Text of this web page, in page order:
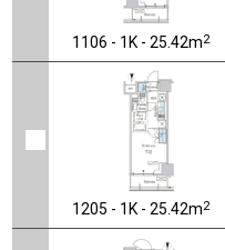
1106 - 1K - 25.42m2
1205 - 1K - 25.42m2